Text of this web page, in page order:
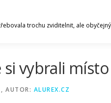
trochu zviditelnit, ale
si vybrali místo
, AUTOR: ALUREX.CZ